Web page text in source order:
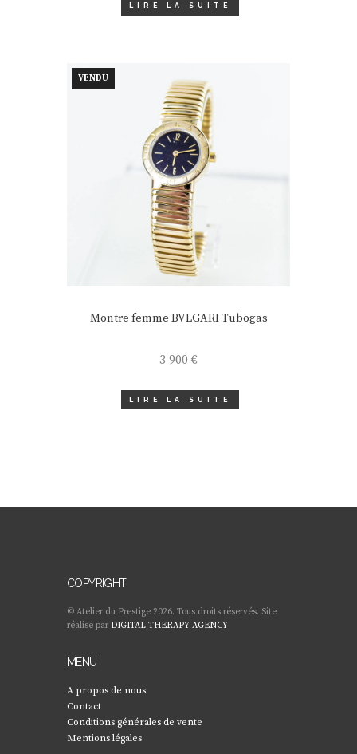
LIRE LA SUITE
VENDU
Montre femme BVLGARI Tubogas
3 900 €
LIRE LA SUITE
COPYRIGHT
© Atelier du Prestige 2026. Tous droits réservés. Site
réalisé par DIGITAL THERAPY AGENCY
MENU
A propos de nous
Contact
Conditions générales de vente
Mentions légales